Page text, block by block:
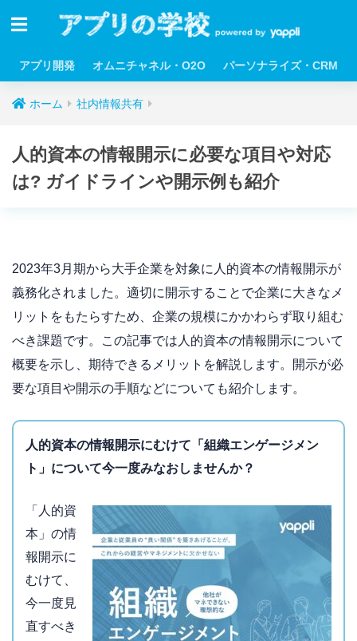
アプリ開発 オムニチャネル・O2O パーソナライズ・CRM
ホーム 社内情報共有
人的資本の情報開示に必要な項目や対応
は? ガイドラインや開示例も紹介
2023年3月期から大手企業を対象に人的資本の情報開示が
義務化されました。適切に開示することで企業に大きなメ
リットをもたらすため、企業の規模にかかわらず取り組む
べき課題です。この記事では人的資本の情報開示について
概要を示し、期待できるメリットを解説します。開示が必
要な項目や開示の手順などについても紹介します。
人的資本の情報開示にむけて「組織エンゲージメン
ト」について今一度みなおしませんか？
「人的資
本」の情
報開示に
むけて、
今一度見
直すべき